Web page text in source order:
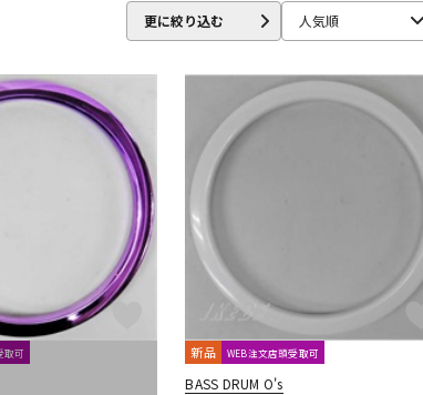
その他楽器 アンプ
レコーディン
グ機器
配信/ライブ
更に絞り込む 人気順
取可 新品 WEB注文店頭受取可
BASS DRUM O's